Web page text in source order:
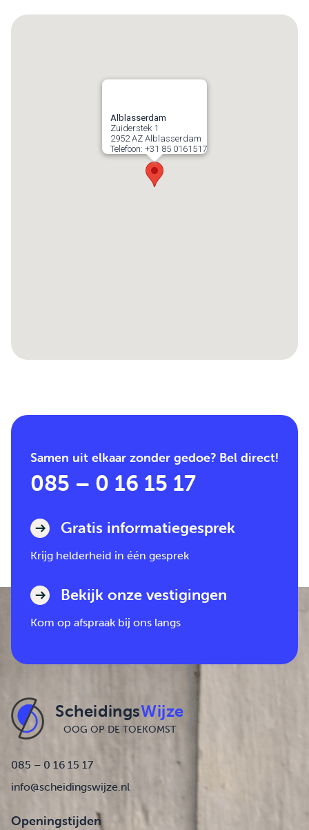
Alblasserdam
Zuiderstek 1
2952 AZ Alblasserdam
Telefoon: +31 85 0161517
Samen uit elkaar zonder gedoe? Bel direct!
085 – 0 16 15 17
Gratis informatiegesprek
Krijg helderheid in één gesprek
Bekijk onze vestigingen
Kom op afspraak bij ons langs
ScheidingsWijze
OOG OP DE TOEKOMST
085 – 0 16 15 17
info@scheidingswijze.nl
Openingstijden